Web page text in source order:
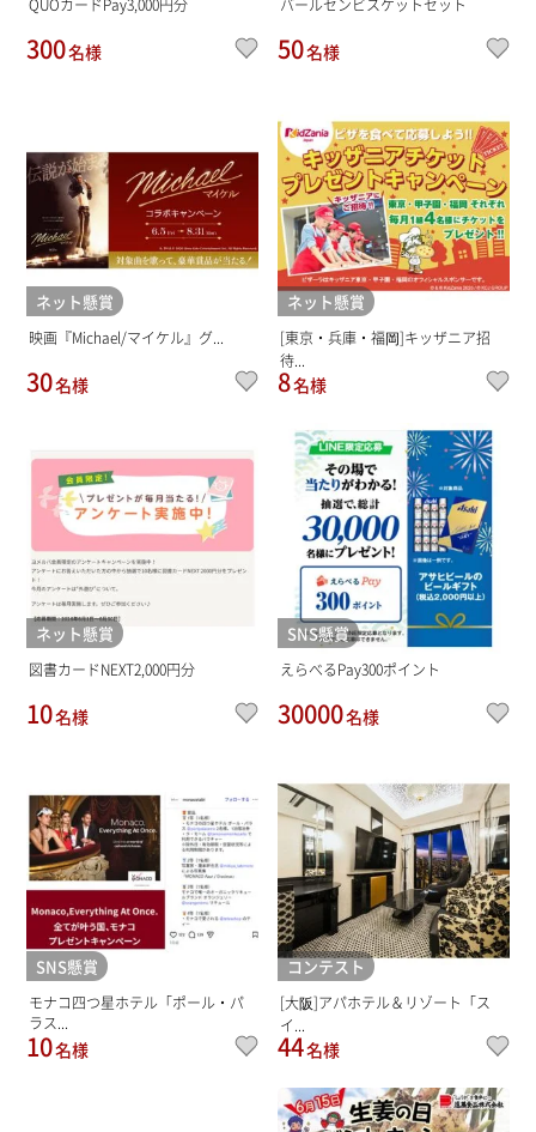
QUOカードPay3,000円分
300名様
バールセンビスケットセット
50名様
ネット懸賞
映画『Michael/マイケル』グ...
30名様
ネット懸賞
[東京・兵庫・福岡]キッザニア招
待...
8名様
ネット懸賞
図書カードNEXT2,000円分
10名様
SNS懸賞
えらべるPay300ポイント
30000名様
SNS懸賞
モナコ四つ星ホテル「ポール・パ
ラス...
10名様
コンテスト
[大阪]アパホテル＆リゾート「ス
イ...
44名様